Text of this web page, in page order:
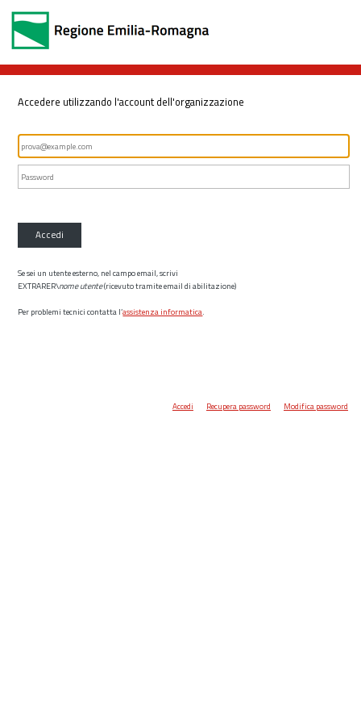
Accedere utilizzando l'account dell'organizzazione
Accedi
Se sei un utente esterno, nel campo email, scrivi
EXTRARER\nome utente(ricevuto tramite email di abilitazione)
Per problemi tecnici contatta l’assistenza informatica.
Accedi Recupera password Modifica password